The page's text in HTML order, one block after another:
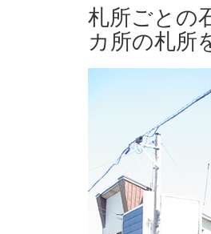
札所ごとの
カ所の札所